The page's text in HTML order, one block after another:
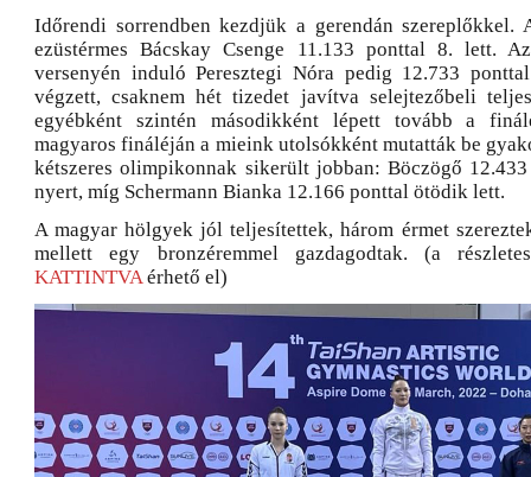
Időrendi sorrendben kezdjük a gerendán szereplőkkel.
ezüstérmes Bácskay Csenge 11.133 ponttal 8. lett.
versenyén induló Peresztegi Nóra pedig 12.733
végzett, csaknem hét tizedet javítva selejtezőbeli
egyébként szintén másodikként lépett tovább a
magyaros fináléján a mieink utolsókként mutatták be
kétszeres olimpikonnak sikerült jobban: Böczögő
nyert, míg Schermann Bianka 12.166 ponttal ötödik lett.
A magyar hölgyek jól teljesítettek, három érmet
mellett egy bronzéremmel gazdagodtak. (a
KATTINTVAérhető el)